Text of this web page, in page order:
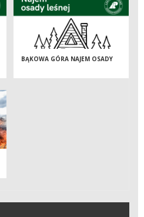
BĄKOWA GÓRA NAJEM OSADY